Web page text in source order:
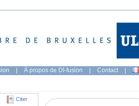
| À propos de DI-fusion | Contact |
Citer